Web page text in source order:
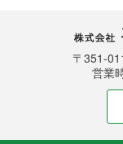
皆様、どんな
コロナ感染者
年も宜しくお
ます様に！！
株
〒351-
営業